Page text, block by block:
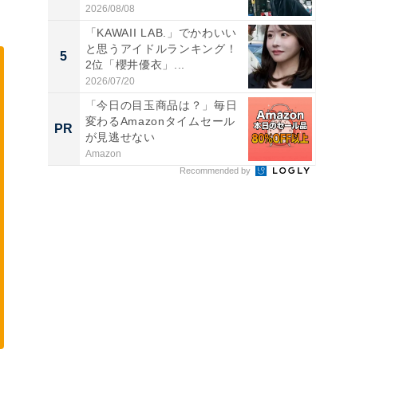
2026/08/08
5
「KAWAII LAB.」でかわいい
と思うアイドルランキング！
2位「櫻井優衣」...
2026/07/20
PR
「今日の目玉商品は？」毎日
変わるAmazonタイムセール
が見逃せない
Amazon
Recommended by